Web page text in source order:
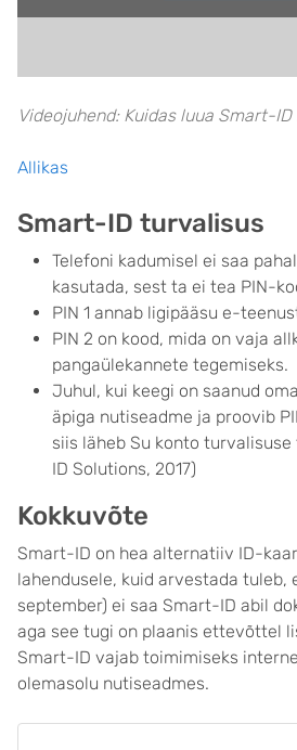
Videojuhend: Kuidas luua Smart-ID
Allikas
Smart-ID turvalisus
Telefoni kadumisel ei saa
kasutada, sest ta ei tea PIN-
PIN 1 annab ligipääsu e-
PIN 2 on kood, mida on vaja
pangaülekannete tegemiseks.
Juhul, kui keegi on saanud
äpiga nutiseadme ja proovib
siis läheb Su konto turvalisuse
ID Solutions, 2017)
Kokkuvõte
Smart-ID on hea alternatiiv ID-
lahendusele, kuid arvestada tuleb,
september) ei saa Smart-ID abil
aga see tugi on plaanis ettevõttel
Smart-ID vajab toimimiseks
olemasolu nutiseadmes.